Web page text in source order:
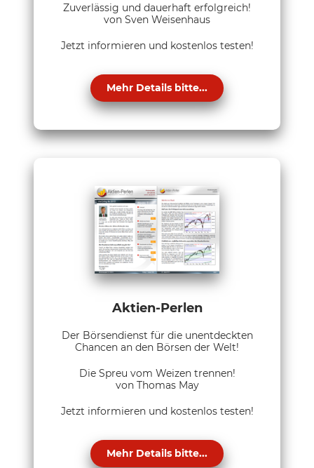
Zuverlässig und dauerhaft erfolgreich!
von Sven Weisenhaus
Jetzt informieren und kostenlos testen!
Mehr Details bitte...
Aktien-Perlen
Der Börsendienst für die unentdeckten
Chancen an den Börsen der Welt!
Die Spreu vom Weizen trennen!
von Thomas May
Jetzt informieren und kostenlos testen!
Mehr Details bitte...